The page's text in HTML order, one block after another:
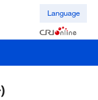
Language